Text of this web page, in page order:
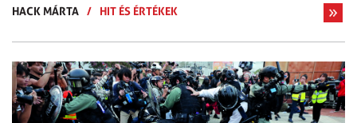
HACK MÁRTA / HIT ÉS ÉRTÉKEK